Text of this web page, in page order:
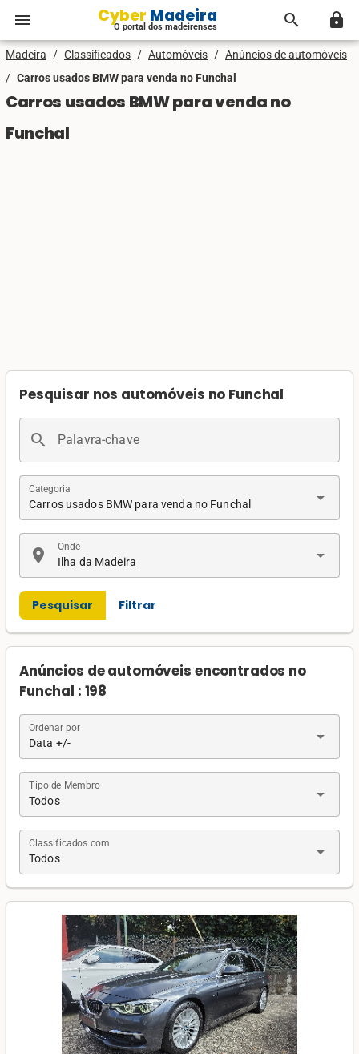
menu Cyber Madeira
O portal dos madeirenses search lock
Madeira / Classificados / Automóveis / Anúncios de automóveis
/ Carros usados BMW para venda no Funchal
Carros usados BMW para venda no
Funchal
Pesquisar nos automóveis no Funchal
search Palavra-chave
Carros usados BMW para venda no Funchal
Categoria arrow_drop_down
location_on Ilha da Madeira
Onde arrow_drop_down
Pesquisar Filtrar
Anúncios de automóveis encontrados no
Funchal : 198
Data +/-
Ordenar por arrow_drop_down
Todos
Tipo de Membro arrow_drop_down
Todos
Classificados com arrow_drop_down